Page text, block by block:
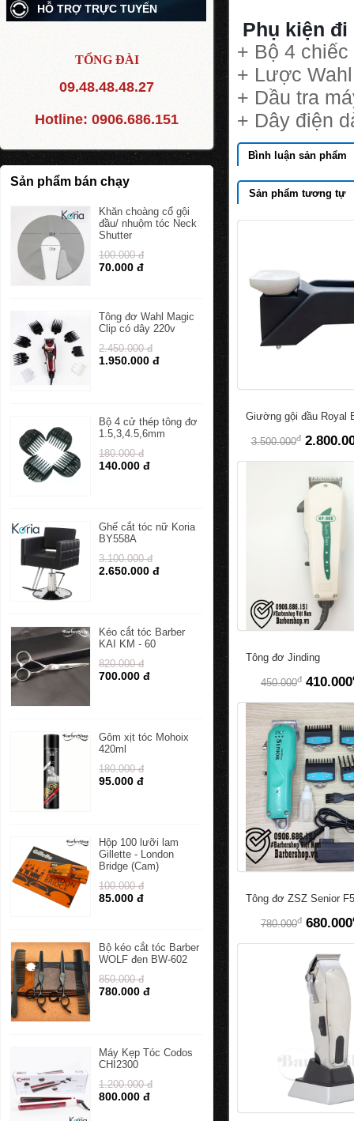
HỖ TRỢ TRỰC TUYẾN
TỔNG ĐÀI
09.48.48.48.27
Hotline: 0906.686.151
Sản phẩm bán chạy
Khăn choàng cổ gội
đầu/ nhuộm tóc Neck
Shutter
100.000 đ
70.000 đ
Tông đơ Wahl Magic
Clip có dây 220v
2.450.000 đ
1.950.000 đ
Bộ 4 cử thép tông đơ
1.5,3,4.5,6mm
180.000 đ
140.000 đ
Ghế cắt tóc nữ Koria
BY558A
3.100.000 đ
2.650.000 đ
Kéo cắt tóc Barber
KAI KM - 60
820.000 đ
700.000 đ
Gôm xịt tóc Mohoix
420ml
180.000 đ
95.000 đ
Hộp 100 lưỡi lam
Gillette - London
Bridge (Cam)
100.000 đ
85.000 đ
Bộ kéo cắt tóc Barber
WOLF đen BW-602
850.000 đ
780.000 đ
Máy Kẹp Tóc Codos
CHI2300
1.200.000 đ
800.000 đ
Phụ kiện
+ Bộ 4
+ Lược
+ Dầu tra
+ Dây điện
Bình luận sản phẩm
Sản phẩm tương tự
Giường gội đầu Royal
3.500.000đ
Tông đơ Jinding
450.000đ 410.000
Tông đơ ZSZ Senior
780.000đ 680.000